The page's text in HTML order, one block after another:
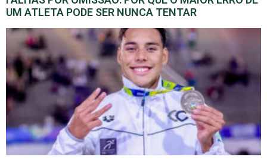
UM ATLETA PODE SER NUNCA TENTAR